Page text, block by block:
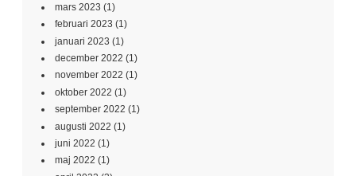
mars 2023 (1)
februari 2023 (1)
januari 2023 (1)
december 2022 (1)
november 2022 (1)
oktober 2022 (1)
september 2022 (1)
augusti 2022 (1)
juni 2022 (1)
maj 2022 (1)